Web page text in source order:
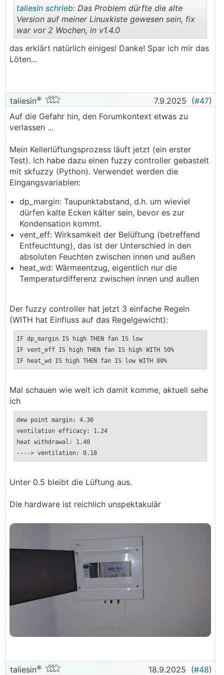
..
taliesin schrieb: Das Problem dürfte die alte
Version auf meiner Linuxkiste gewesen sein, fix
war vor 2 Wochen, in v1.4.0
das erklärt natürlich einiges! Danke! Spar ich mir das
Löten...
taliesin 7.9.2025 (#47)
Auf die Gefahr hin, den Forumkontext etwas zu
verlassen ...
Mein Kellerlüftungsprozess läuft jetzt (ein erster
Test). Ich habe dazu einen fuzzy controller gebastelt
mit skfuzzy (Python). Verwendet werden die
Eingangsvariablen:
dp_margin: Taupunktabstand, d.h. um wieviel
dürfen kalte Ecken kälter sein, bevor es zur
Kondensation kommt.
vent_eff: Wirksamkeit der Belüftung (betreffend
Entfeuchtung), das ist der Unterschied in den
absoluten Feuchten zwischen innen und außen
heat_wd: Wärmeentzug, eigentlich nur die
Temperaturdifferenz zwischen innen und außen
Der fuzzy controller hat jetzt 3 einfache Regeln
(WITH hat Einfluss auf das Regelgewicht):
IF dp_margin IS high THEN fan IS low
IF vent_eff IS high THEN fan IS high WITH 50%
IF heat_wd IS high THEN fan IS low WITH 80%
Mal schauen wie weit ich damit komme, aktuell sehe
ich
dew point margin: 4.30
ventilation efficacy: 1.24
heat withdrawal: 1.40
----> ventilation: 0.18
Unter 0.5 bleibt die Lüftung aus.
Die hardware ist reichlich unspektakulär
taliesin 18.9.2025 (#48)